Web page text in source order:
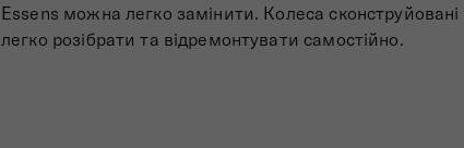
Essens можна легко замінити. Колеса
легко розібрати та відремонтувати самостійно.